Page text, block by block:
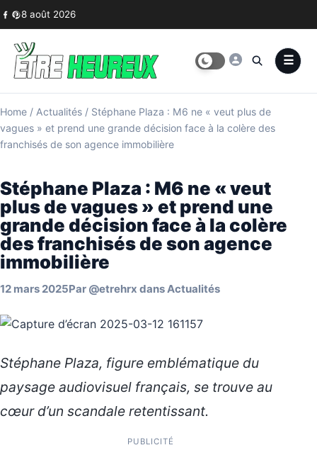
Skip to content
8 août 2026
Home / Actualités / Stéphane Plaza : M6 ne « veut plus de
vagues » et prend une grande décision face à la colère des
franchisés de son agence immobilière
Stéphane Plaza : M6 ne « veut
plus de vagues » et prend une
grande décision face à la colère
des franchisés de son agence
immobilière
12 mars 2025Par @etrehrx dansActualités
Stéphane Plaza, figure emblématique du
paysage audiovisuel français, se trouve au
cœur d’un scandale retentissant.
PUBLICITÉ